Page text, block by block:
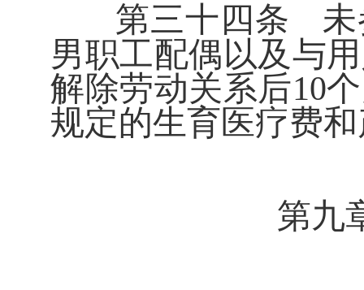
第三十四条
男职工配偶以及与
解除劳动关系后10
规定的生育医疗费
第九